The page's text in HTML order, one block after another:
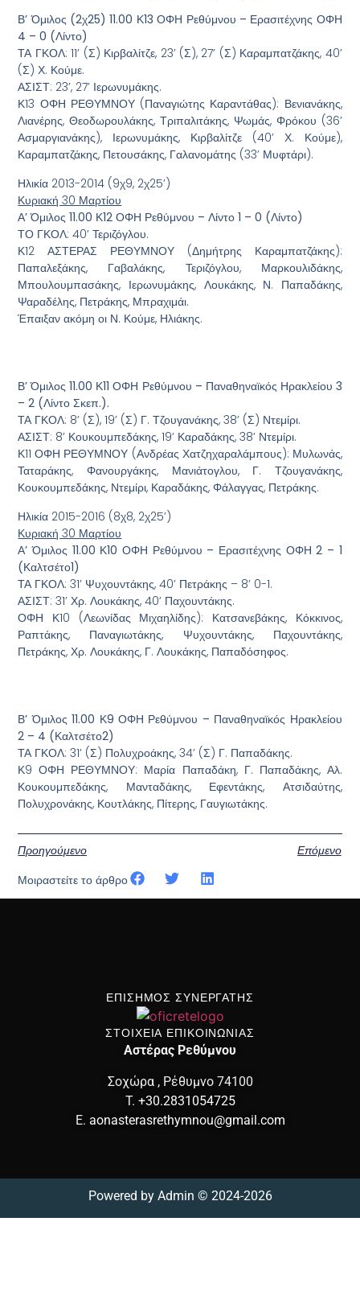
Β’ Όμιλος (2χ25) 11.00 Κ13 ΟΦΗ Ρεθύμνου – Ερασιτέχνης ΟΦΗ
4 – 0 (Λίντο)
ΤΑ ΓΚΟΛ: 11’ (Σ) Κιρβαλίτζε, 23’ (Σ), 27’ (Σ) Καραμπατζάκης, 40’
(Σ) Χ. Κούμε.
ΑΣΙΣΤ: 23’, 27’ Ιερωνυμάκης.
Κ13 ΟΦΗ ΡΕΘΥΜΝΟΥ (Παναγιώτης Καραντάθας): Βενιανάκης,
Λιανέρης, Θεοδωρουλάκης, Τριπαλιτάκης, Ψωμάς, Φρόκου (36’
Ασμαργιανάκης), Ιερωνυμάκης, Κιρβαλίτζε (40’ Χ. Κούμε),
Καραμπατζάκης, Πετουσάκης, Γαλανομάτης (33’ Μυφτάρι).
Ηλικία 2013-2014 (9χ9, 2χ25’)
Κυριακή 30 Μαρτίου
Α’ Όμιλος 11.00 Κ12 ΟΦΗ Ρεθύμνου – Λίντο 1 – 0 (Λίντο)
ΤΟ ΓΚΟΛ: 40’ Τεριζόγλου.
Κ12 ΑΣΤΕΡΑΣ ΡΕΘΥΜΝΟΥ (Δημήτρης Καραμπατζάκης):
Παπαλεξάκης, Γαβαλάκης, Τεριζόγλου, Μαρκουλιδάκης,
Μπουλουμπασάκης, Ιερωνυμάκης, Λουκάκης, Ν. Παπαδάκης,
Ψαραδέλης, Πετράκης, Μπραχιμάι.
Έπαιξαν ακόμη οι Ν. Κούμε, Ηλιάκης.
Β’ Όμιλος 11.00 Κ11 ΟΦΗ Ρεθύμνου – Παναθηναϊκός Ηρακλείου 3
– 2 (Λίντο Σκεπ.).
ΤΑ ΓΚΟΛ: 8’ (Σ), 19’ (Σ) Γ. Τζουγανάκης, 38’ (Σ) Ντεμίρι.
ΑΣΙΣΤ: 8’ Κουκουμπεδάκης, 19’ Καραδάκης, 38’ Ντεμίρι.
Κ11 ΟΦΗ ΡΕΘΥΜΝΟΥ (Ανδρέας Χατζηχαραλάμπους): Μυλωνάς,
Ταταράκης, Φανουργάκης, Μανιάτογλου, Γ. Τζουγανάκης,
Κουκουμπεδάκης, Ντεμίρι, Καραδάκης, Φάλαγγας, Πετράκης.
Ηλικία 2015-2016 (8χ8, 2χ25’)
Κυριακή 30 Μαρτίου
Α’ Όμιλος 11.00 Κ10 ΟΦΗ Ρεθύμνου – Ερασιτέχνης ΟΦΗ 2 – 1
(Καλτσέτο1)
ΤΑ ΓΚΟΛ: 31’ Ψυχουντάκης, 40’ Πετράκης – 8’ 0-1.
ΑΣΙΣΤ: 31’ Χρ. Λουκάκης, 40’ Παχουντάκης.
ΟΦΗ Κ10 (Λεωνίδας Μιχαηλίδης): Κατσανεβάκης, Κόκκινος,
Ραπτάκης, Παναγιωτάκης, Ψυχουντάκης, Παχουντάκης,
Πετράκης, Χρ. Λουκάκης, Γ. Λουκάκης, Παπαδόσηφος.
Β’ Όμιλος 11.00 Κ9 ΟΦΗ Ρεθύμνου – Παναθηναϊκός Ηρακλείου
2 – 4 (Καλτσέτο2)
ΤΑ ΓΚΟΛ: 31’ (Σ) Πολυχροάκης, 34’ (Σ) Γ. Παπαδάκης.
Κ9 ΟΦΗ ΡΕΘΥΜΝΟΥ: Μαρία Παπαδάκη, Γ. Παπαδάκης, Αλ.
Κουκουμπεδάκης, Μανταδάκης, Εφεντάκης, Ατσιδαύτης,
Πολυχρονάκης, Κουτλάκης, Πίτερης, Γαυγιωτάκης.
Προηγούμενο
Επόμενο
Μοιραστείτε το άρθρο
ΕΠΙΣΗΜΟΣ ΣΥΝΕΡΓΑΤΗΣ
ΣΤΟΙΧΕΙΑ ΕΠΙΚΟΙΝΩΝΙΑΣ
Αστέρας Ρεθύμνου
Σοχώρα , Ρέθυμνο 74100
T. +30.2831054725
E. aonasterasrethymnou@gmail.com
Powered by Admin © 2024-2026